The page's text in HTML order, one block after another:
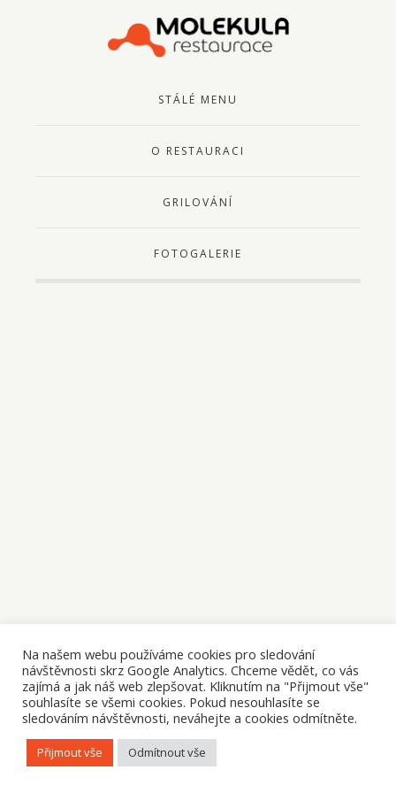
STÁLÉ MENU
O RESTAURACI
GRILOVÁNÍ
FOTOGALERIE
Na našem webu používáme cookies pro sledování
návštěvnosti skrz Google Analytics. Chceme vědět, co vás
zajímá a jak náš web zlepšovat. Kliknutím na "Přijmout vše"
souhlasíte se všemi cookies. Pokud nesouhlasíte se
sledováním návštěvnosti, neváhejte a cookies odmítněte.
Přijmout vše Odmítnout vše